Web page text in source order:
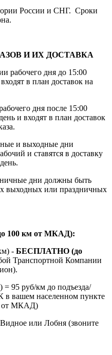
России и СНГ. Сроки
И ИХ ДОСТАВКА
рабочего дня до 15:00
в план доставок на
дня после 15:00
и входят в план доставок
и выходные дни
и ставятся в доставку
дни должны быть
выходных или праздничных
км от МКАД):
- БЕСПЛАТНО (до
Транспортной Компании
95 руб/км до подъезда/
вашем населенном пункте
от МКАД)
или Лобня (звоните